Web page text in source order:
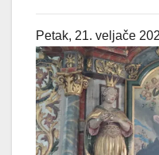
Petak, 21. veljače